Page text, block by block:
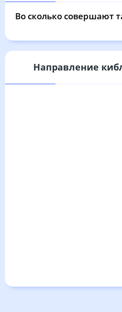
Во сколько совершают
Направление